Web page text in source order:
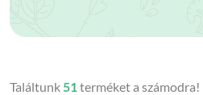
Találtunk51terméket a számodra!